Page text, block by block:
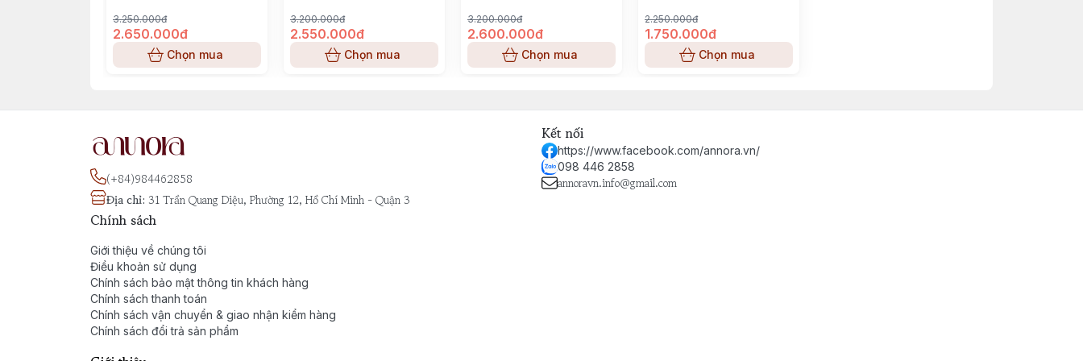
3.250.000đ
2.650.000đ
Chọn mua
3.200.000đ
2.550.000đ
Chọn mua
3.200.000đ
2.600.000đ
Chọn mua
2.250.000đ
1.750.000đ
Chọn mua
(+84)984462858
Địa chỉ: 31 Trần Quang Diệu, Phường 12, Hồ Chí Minh - Quận 3
Kết nối
https://www.facebook.com/annora.vn/
098 446 2858
annoravn.info@gmail.com
Chính sách
Giới thiệu về chúng tôi
Điều khoản sử dụng
Chính sách bảo mật thông tin khách hàng
Chính sách thanh toán
Chính sách vận chuyển & giao nhận kiểm hàng
Chính sách đổi trả sản phẩm